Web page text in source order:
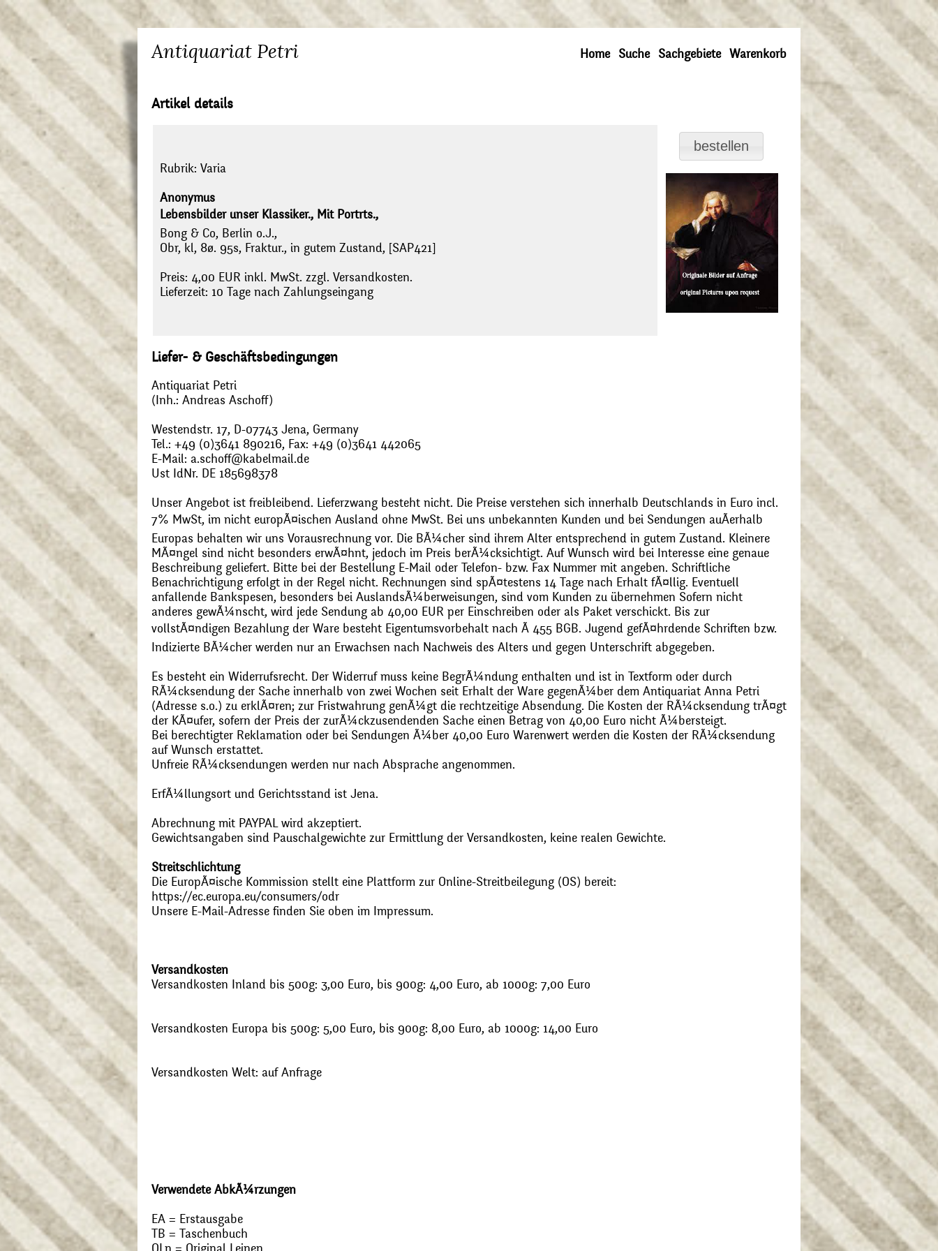
Antiquariat Petri Home Suche Sachgebiete Warenkorb
Artikel details
Rubrik: Varia
Anonymus
Lebensbilder unser Klassiker., Mit Portrts.,
Bong & Co, Berlin o.J.,
Obr, kl, 8ø. 95s, Fraktur., in gutem Zustand, [SAP421]
Preis: 4,00 EUR inkl. MwSt. zzgl. Versandkosten.
Lieferzeit: 10 Tage nach Zahlungseingang
Liefer- & Geschäftsbedingungen
Antiquariat Petri
(Inh.: Andreas Aschoff)
Westendstr. 17, D-07743 Jena, Germany
Tel.: +49 (0)3641 890216, Fax: +49 (0)3641 442065
E-Mail: a.schoff@kabelmail.de
Ust IdNr. DE 185698378
Unser Angebot ist freibleibend. Lieferzwang besteht nicht. Die Preise verstehen sich innerhalb Deutschlands in Euro incl.
7% MwSt, im nicht europÃ¤ischen Ausland ohne MwSt. Bei uns unbekannten Kunden und bei Sendungen auÃerhalb
Europas behalten wir uns Vorausrechnung vor. Die BÃ¼cher sind ihrem Alter entsprechend in gutem Zustand. Kleinere
MÃ¤ngel sind nicht besonders erwÃ¤hnt, jedoch im Preis berÃ¼cksichtigt. Auf Wunsch wird bei Interesse eine genaue
Beschreibung geliefert. Bitte bei der Bestellung E-Mail oder Telefon- bzw. Fax Nummer mit angeben. Schriftliche
Benachrichtigung erfolgt in der Regel nicht. Rechnungen sind spÃ¤testens 14 Tage nach Erhalt fÃ¤llig. Eventuell
anfallende Bankspesen, besonders bei AuslandsÃ¼berweisungen, sind vom Kunden zu übernehmen Sofern nicht
anderes gewÃ¼nscht, wird jede Sendung ab 40,00 EUR per Einschreiben oder als Paket verschickt. Bis zur
vollstÃ¤ndigen Bezahlung der Ware besteht Eigentumsvorbehalt nach Ã 455 BGB. Jugend gefÃ¤hrdende Schriften bzw.
Indizierte BÃ¼cher werden nur an Erwachsen nach Nachweis des Alters und gegen Unterschrift abgegeben.
Es besteht ein Widerrufsrecht. Der Widerruf muss keine BegrÃ¼ndung enthalten und ist in Textform oder durch
RÃ¼cksendung der Sache innerhalb von zwei Wochen seit Erhalt der Ware gegenÃ¼ber dem Antiquariat Anna Petri
(Adresse s.o.) zu erklÃ¤ren; zur Fristwahrung genÃ¼gt die rechtzeitige Absendung. Die Kosten der RÃ¼cksendung trÃ¤gt
der KÃ¤ufer, sofern der Preis der zurÃ¼ckzusendenden Sache einen Betrag von 40,00 Euro nicht Ã¼bersteigt.
Bei berechtigter Reklamation oder bei Sendungen Ã¼ber 40,00 Euro Warenwert werden die Kosten der RÃ¼cksendung
auf Wunsch erstattet.
Unfreie RÃ¼cksendungen werden nur nach Absprache angenommen.
ErfÃ¼llungsort und Gerichtsstand ist Jena.
Abrechnung mit PAYPAL wird akzeptiert.
Gewichtsangaben sind Pauschalgewichte zur Ermittlung der Versandkosten, keine realen Gewichte.
Streitschlichtung
Die EuropÃ¤ische Kommission stellt eine Plattform zur Online-Streitbeilegung (OS) bereit:
https://ec.europa.eu/consumers/odr
Unsere E-Mail-Adresse finden Sie oben im Impressum.
Versandkosten
Versandkosten Inland bis 500g: 3,00 Euro, bis 900g: 4,00 Euro, ab 1000g: 7,00 Euro
Versandkosten Europa bis 500g: 5,00 Euro, bis 900g: 8,00 Euro, ab 1000g: 14,00 Euro
Versandkosten Welt: auf Anfrage
Verwendete AbkÃ¼rzungen
EA = Erstausgabe
TB = Taschenbuch